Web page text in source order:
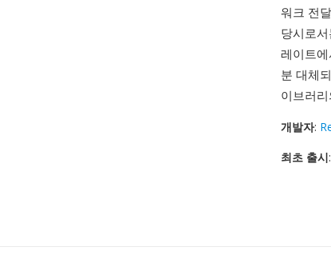
워크 전
당시로
레이트
분 대체
이브러
개발자:
최초 출시